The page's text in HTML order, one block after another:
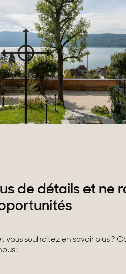
de détails et ne
vous souhaitez en savoir plus ?
: